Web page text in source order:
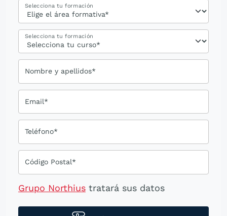
Selecciona tu formación
Selecciona tu formación
Nombre y apellidos*
Email*
Teléfono*
Código Postal*
Grupo Northius tratará sus datos